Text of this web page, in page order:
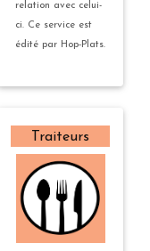
relation avec celui-
ci. Ce service est
édité par Hop-Plats.
Traiteurs